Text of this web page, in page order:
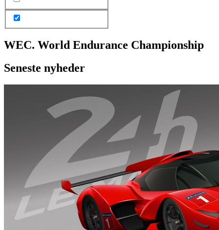
WEC. World Endurance Championship
Seneste nyheder